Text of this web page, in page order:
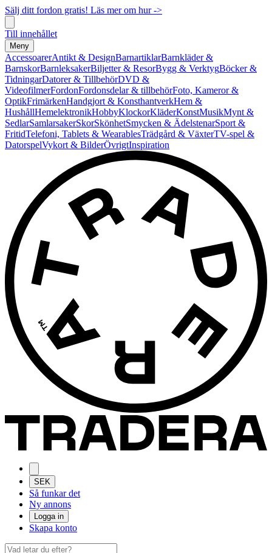
Sälj ditt fordon gratis! Läs mer om hur ->
Till innehållet
Meny
AccessoarerAntikt & DesignBarnartiklarBarnkläder &
BarnskorBarnleksakerBiljetter & ResorBygg & VerktygBöcker &
TidningarDatorer & TillbehörDVD &
VideofilmerFordonFordonsdelar & tillbehörFoto, Kameror &
OptikFrimärkenHandgjort & KonsthantverkHem &
HushållHemelektronikHobbyKlockorKläderKonstMusikMynt &
SedlarSamlarsakerSkorSkönhetSmycken & ÄdelstenarSport &
FritidTelefoni, Tablets & WearablesTrädgård & VäxterTV-spel &
DatorspelVykort & BilderÖvrigtInspiration
SEK
Så funkar det
Ny annons
Logga in
Skapa konto